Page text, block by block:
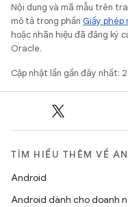
Nội dung và mã mẫu trên
mô tả trong phần Giấy phép
hoặc nhãn hiệu đã đăng ký
Oracle.
Cập nhật lần gần đây nhất:
TÌM HIỂU THÊM VỀ
Android
Android dành cho doanh